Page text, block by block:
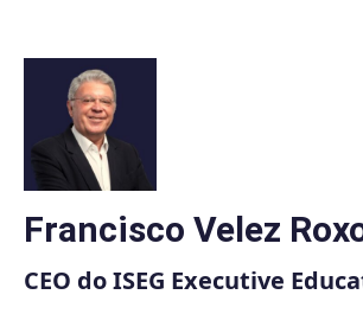
content
Francisco Velez
CEO do ISEG Executive